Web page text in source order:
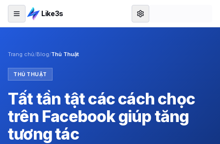
Like3s
Trang chủ/Blog/Thủ Thuật
THỦ THUẬT
Tất tần tật các cách chọc
trên Facebook giúp tăng
tương tác